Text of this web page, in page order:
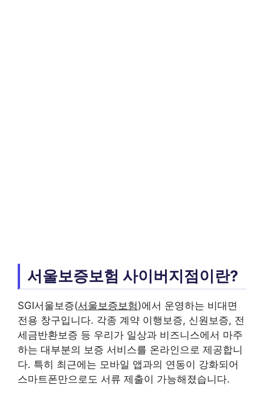
서울보증보험 사이버지점이란?
SGI서울보증(서울보증보험)에서 운영하는 비대면
전용 창구입니다. 각종 계약 이행보증, 신원보증, 전
세금반환보증 등 우리가 일상과 비즈니스에서 마주
하는 대부분의 보증 서비스를 온라인으로 제공합니
다. 특히 최근에는 모바일 앱과의 연동이 강화되어
스마트폰만으로도 서류 제출이 가능해졌습니다.